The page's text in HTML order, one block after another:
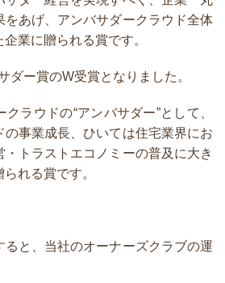
をあげ、アンバサダークラウド全体
業に贈られる賞です。
ダー賞のW受賞となりました。
ラウドの“アンバサダー”として、
の事業成長、ひいては住宅業界にお
トラストエコノミーの普及に大き
れる賞です。
ると、当社のオーナーズクラブの運